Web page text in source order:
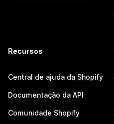
Recursos
Central de ajuda da Shopify
Documentação da API
Comunidade Shopify